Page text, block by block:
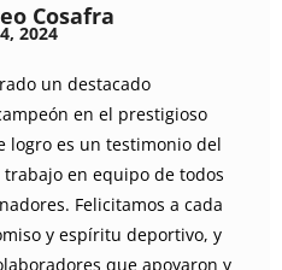
Cosafra
2024
un destacado
en el prestigioso
logro es un testimonio del
en equipo de todos
Felicitamos a cada
y espíritu deportivo, y
que apoyaron y